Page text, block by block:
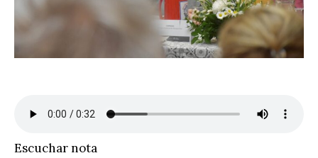
Escuchar nota